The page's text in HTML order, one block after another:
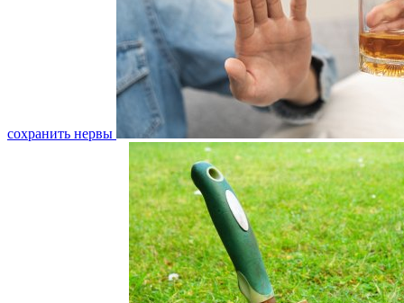
сохранить нервы